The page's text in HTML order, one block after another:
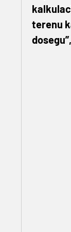
terenu
dosegu”,